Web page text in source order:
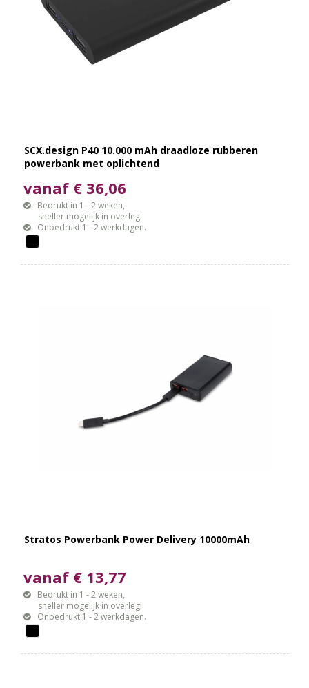
SCX.design P40 10.000 mAh draadloze rubberen
powerbank met oplichtend
vanaf € 36,06
Bedrukt in 1 - 2 weken,
sneller mogelijk in overleg.
Onbedrukt 1 - 2 werkdagen.
Stratos Powerbank Power Delivery 10000mAh
vanaf € 13,77
Bedrukt in 1 - 2 weken,
sneller mogelijk in overleg.
Onbedrukt 1 - 2 werkdagen.